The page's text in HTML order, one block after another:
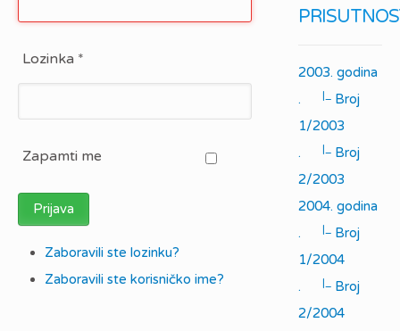
Lozinka *
Zapamti me
Prijava
Zaboravili ste lozinku?
Zaboravili ste korisničko ime?
2003. godina
.
|_ Broj
1/2003
.
|_ Broj
2/2003
2004. godina
.
|_ Broj
1/2004
.
|_ Broj
2/2004